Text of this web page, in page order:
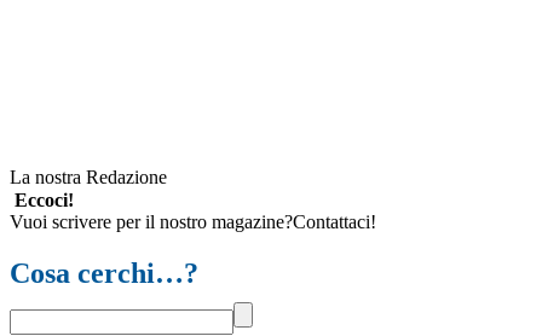
La nostra Redazione
Eccoci!
Vuoi scrivere per il nostro magazine?Contattaci!
Cosa cerchi…?